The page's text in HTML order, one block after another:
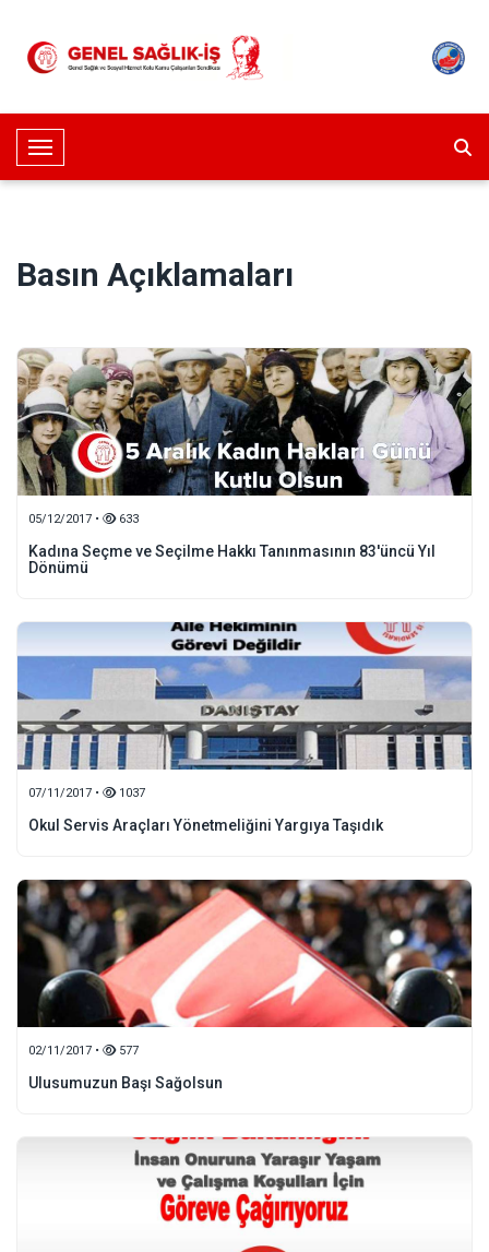
Toggle Navigation
Basın Açıklamaları
05/12/2017 • 633
Kadına Seçme ve Seçilme Hakkı Tanınmasının 83'üncü Yıl
Dönümü
07/11/2017 • 1037
Okul Servis Araçları Yönetmeliğini Yargıya Taşıdık
02/11/2017 • 577
Ulusumuzun Başı Sağolsun